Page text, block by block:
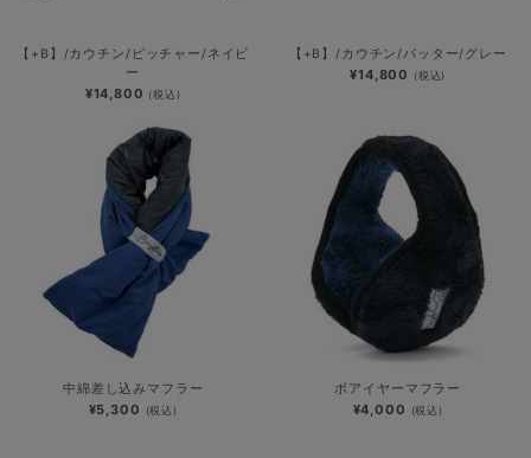
【+B】/カウチン/ピッチャー/ネイビ
ー
¥14,800 (税込)
【+B】/カウチン/バッター/グレー
¥14,800 (税込)
中綿差し込みマフラー
¥5,300 (税込)
ボアイヤーマフラー
¥4,000 (税込)